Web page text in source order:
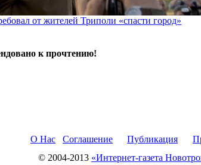
от жителей Триполи «спасти город»
к прочтению!
О Нас Соглашение Публикация
© 2004-2013 «Интернет-газета